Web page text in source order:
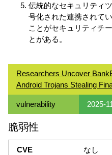
伝統的なセキュリティ
号化された連携されて
ことがセキュリティチ
とがある。
Researchers Uncover
Android Trojans Stealing
vulnerability 2025-
脆弱性
CVE なし